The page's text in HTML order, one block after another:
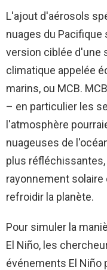
L'ajout d'aérosols
nuages ​​du
version ciblée d'une
climatique appelée
marins, ou MCB.
– en particulier les
l'atmosphère
nuageuses de
plus
rayonnement solaire
refroidir la planète.
Pour simuler la
El Niño, les
événements El Niño